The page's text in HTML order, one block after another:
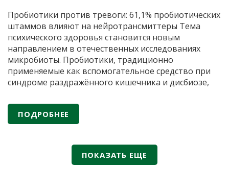
в
Пробиотики против тревоги: 61,1% пробиотических
штаммов влияют на нейротрансмиттеры Тема
психического здоровья становится новым
направлением в отечественных исследованиях
микробиоты. Пробиотики, традиционно
применяемые как вспомогательное средство при
синдроме раздражённого кишечника и дисбиозе,
модуляторы нейропсихических состояний. По
данным публикаций в российских научных журналах
(«Вестник Российской академии медицинских наук»,
гастроэнтерология»
против
ПОДРОБНЕЕ
ПОКАЗАТЬ ЕЩЕ